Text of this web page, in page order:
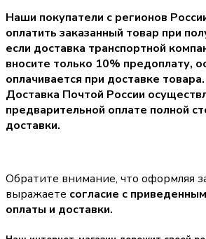
Наши покупатели с регионов
оплатить заказанный товар при
если доставка транспортной
вносите только 10% предоплату,
оплачивается при доставке товара.
Доставка Почтой России
предварительной оплате полной
доставки.
Обратите внимание, что оформляя
выражаете согласие с
оплаты и доставки.